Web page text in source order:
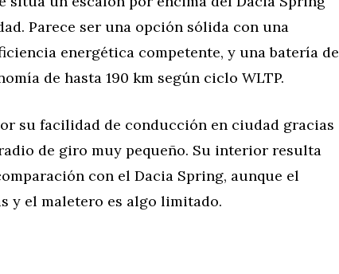
Parece ser una opción sólida con una
energética competente, y una batería de
de hasta 190 km según ciclo WLTP.
su facilidad de conducción en ciudad gracias
de giro muy pequeño. Su interior resulta
con el Dacia Spring, aunque el
y el maletero es algo limitado.